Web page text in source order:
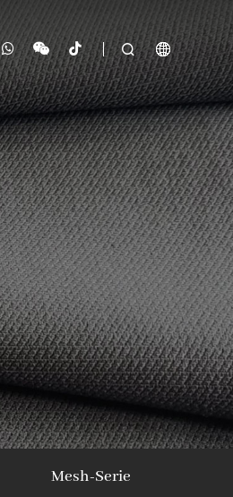
  
Mesh-Serie